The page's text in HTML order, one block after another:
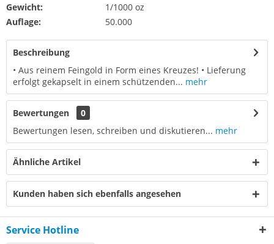
Gewicht:
1/1000 oz
Auflage:
50.000
Beschreibung
• Aus reinem Feingold in Form eines Kreuzes! • Lieferung
erfolgt gekapselt in einem schützenden... mehr
Bewertungen
0
Bewertungen lesen, schreiben und diskutieren... mehr
Ähnliche Artikel
Kunden haben sich ebenfalls angesehen
Service Hotline